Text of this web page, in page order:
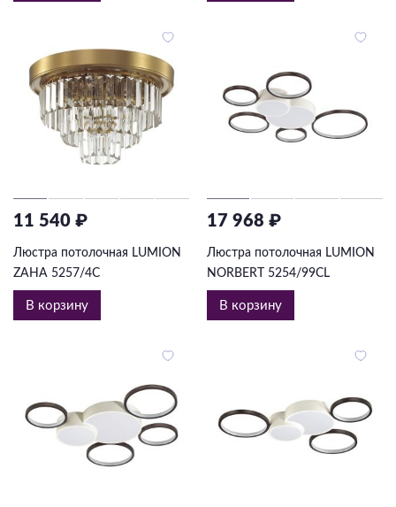
11 540 ₽
Люстра потолочная LUMION
ZAHA 5257/4C
В корзину
17 968 ₽
Люстра потолочная LUMION
NORBERT 5254/99CL
В корзину